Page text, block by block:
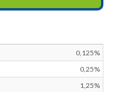
0,125%
0,25%
1,25%